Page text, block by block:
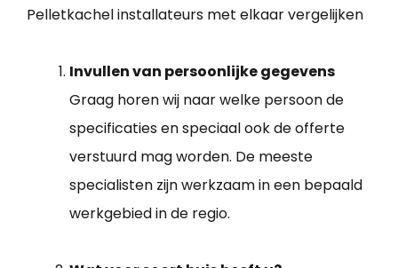
Pelletkachel installateurs met elkaar vergelijken
Invullen van persoonlijke gegevens
Graag horen wij naar welke persoon de
specificaties en speciaal ook de offerte
verstuurd mag worden. De meeste
specialisten zijn werkzaam in een bepaald
werkgebied in de regio.